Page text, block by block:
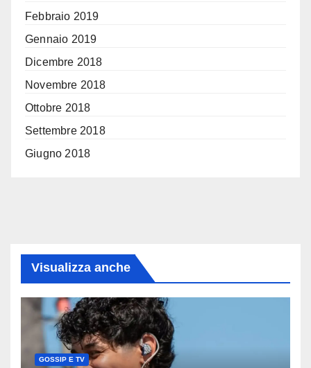
Febbraio 2019
Gennaio 2019
Dicembre 2018
Novembre 2018
Ottobre 2018
Settembre 2018
Giugno 2018
Visualizza anche
GOSSIP E TV